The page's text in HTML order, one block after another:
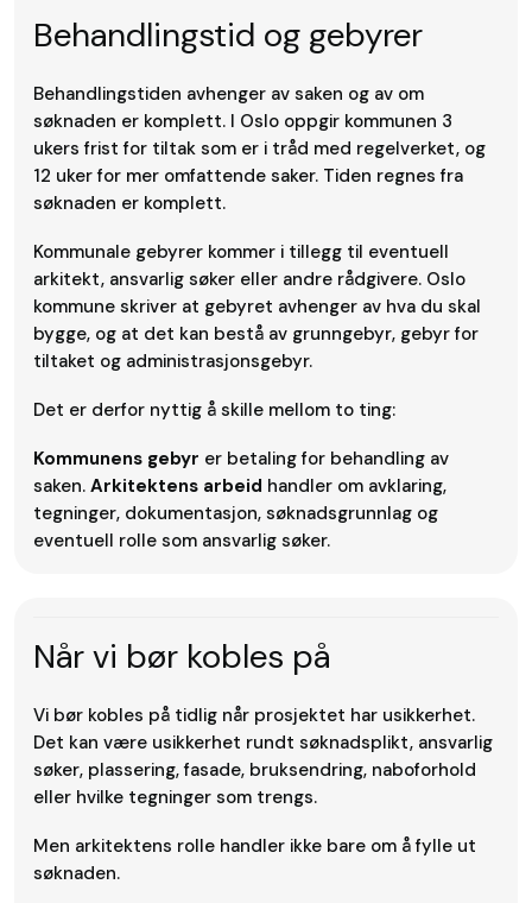
Behandlingstid og gebyrer
Behandlingstiden avhenger av saken og av om
søknaden er komplett. I Oslo oppgir kommunen 3
ukers frist for tiltak som er i tråd med regelverket, og
12 uker for mer omfattende saker. Tiden regnes fra
søknaden er komplett.
Kommunale gebyrer kommer i tillegg til eventuell
arkitekt, ansvarlig søker eller andre rådgivere. Oslo
kommune skriver at gebyret avhenger av hva du skal
bygge, og at det kan bestå av grunngebyr, gebyr for
tiltaket og administrasjonsgebyr.
Det er derfor nyttig å skille mellom to ting:
Kommunens gebyr er betaling for behandling av
saken. Arkitektens arbeid handler om avklaring,
tegninger, dokumentasjon, søknadsgrunnlag og
eventuell rolle som ansvarlig søker.
Når vi bør kobles på
Vi bør kobles på tidlig når prosjektet har usikkerhet.
Det kan være usikkerhet rundt søknadsplikt, ansvarlig
søker, plassering, fasade, bruksendring, naboforhold
eller hvilke tegninger som trengs.
Men arkitektens rolle handler ikke bare om å fylle ut
søknaden.